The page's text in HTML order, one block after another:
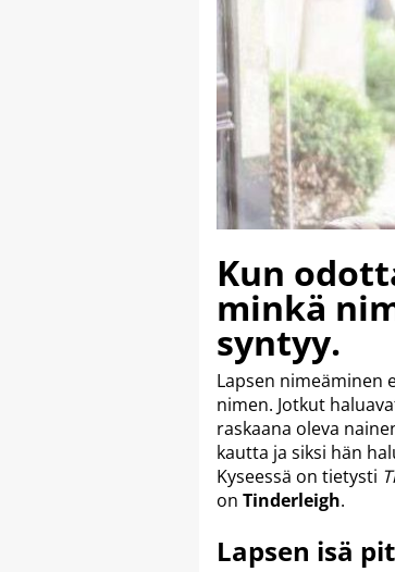
Kun
minkä
syntyy.
Lapsen nimeäminen
nimen. Jotkut
raskaana oleva
kautta ja siksi hän
Kyseessä on tietysti
on Tinderleigh.
Lapsen isä